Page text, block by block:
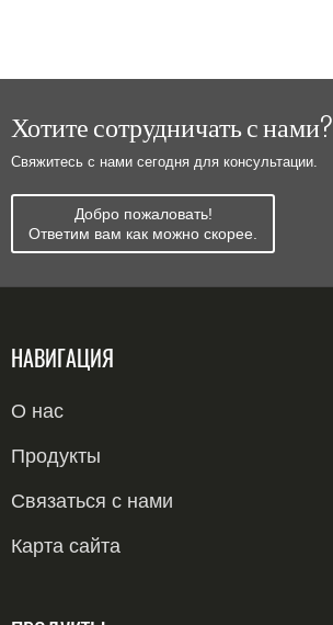
Хотите сотрудничать с нами?
Свяжитесь с нами сегодня для консультации.
Добро пожаловать!
Ответим вам как можно скорее.
НАВИГАЦИЯ
О нас
Продукты
Связаться с нами
Карта сайта